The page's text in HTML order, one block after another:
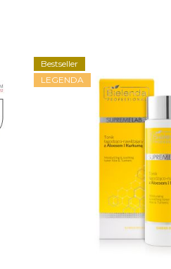
Bestseller
LEGENDA